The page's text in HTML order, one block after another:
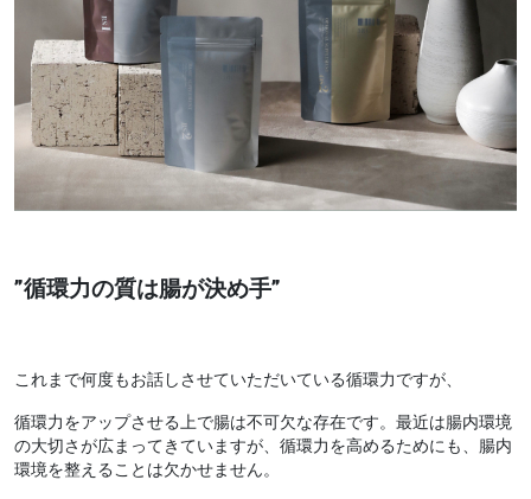
”循環力の質は腸が決め手”
これまで何度もお話しさせていただいている循環力ですが、
循環力をアップさせる上で腸は不可欠な存在です。最近は腸内環境
の大切さが広まってきていますが、循環力を高めるためにも、腸内
環境を整えることは欠かせません。